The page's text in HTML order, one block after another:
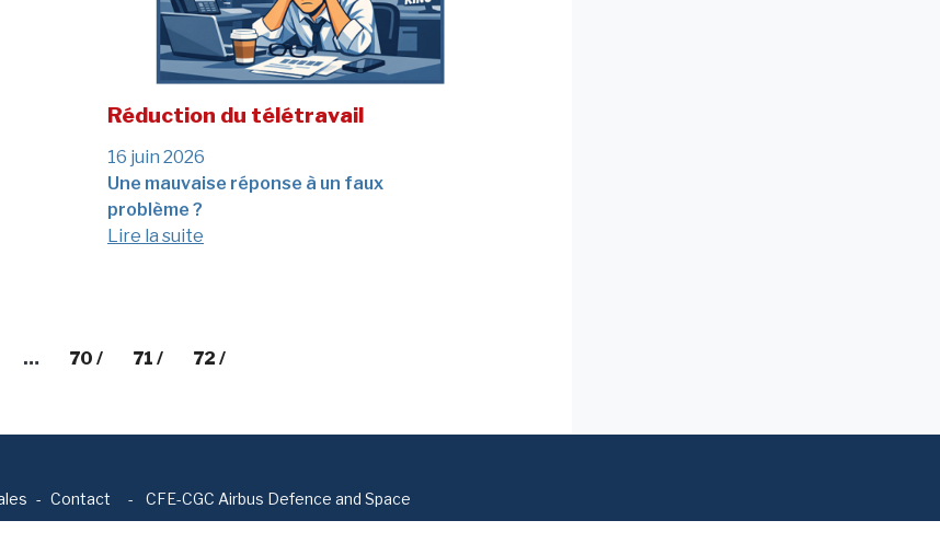
Réduction du télétravail
16 juin 2026
Une mauvaise réponse à un faux
problème ?
Lire la suite
… 70 / 71 / 72 /
Contact - CFE-CGC Airbus Defence and Space